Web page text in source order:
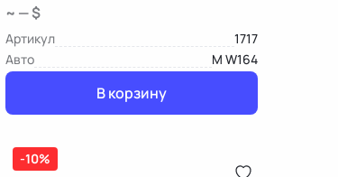
~ — $
Артикул
1717
Авто
M W164
В корзину
-10%